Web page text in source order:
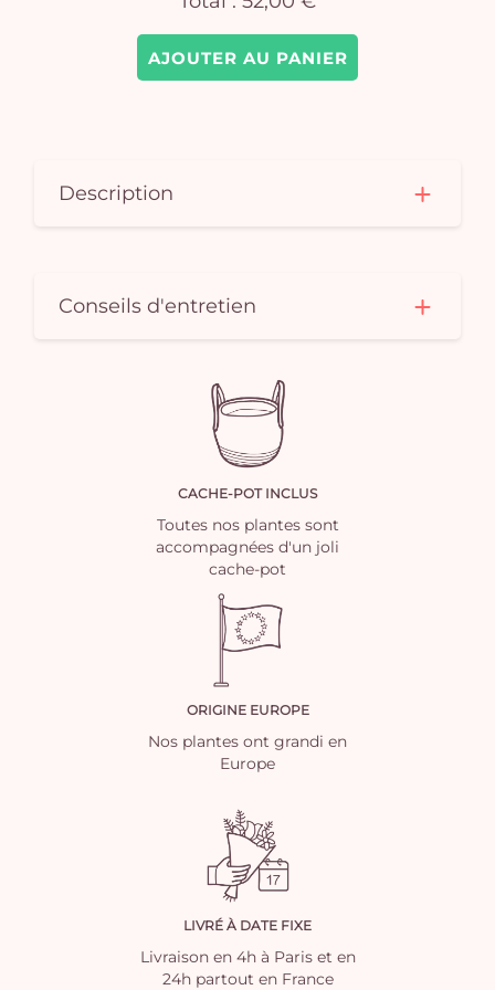
AJOUTER AU PANIER
Description
Conseils d'entretien
CACHE-POT INCLUS
Toutes nos plantes sont
accompagnées d'un joli
cache-pot
ORIGINE EUROPE
Nos plantes ont grandi en
Europe
LIVRÉ À DATE FIXE
Livraison en 4h à Paris et en
24h partout en France